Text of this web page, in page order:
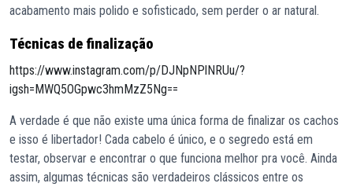
acabamento mais polido e sofisticado, sem perder o ar natural.
Técnicas de finalização
https://www.instagram.com/p/DJNpNPlNRUu/?
igsh=MWQ5OGpwc3hmMzZ5Ng==
A verdade é que não existe uma única forma de finalizar os cachos
e isso é libertador! Cada cabelo é único, e o segredo está em
testar, observar e encontrar o que funciona melhor pra você. Ainda
assim, algumas técnicas são verdadeiros clássicos entre os